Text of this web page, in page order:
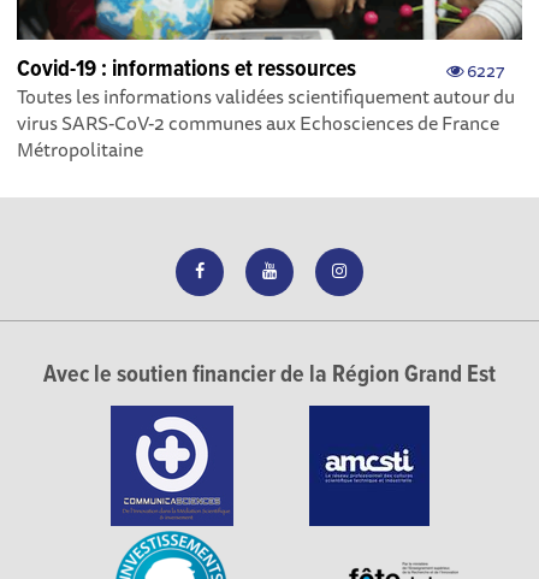
6227
Covid-19 : informations et ressources
Toutes les informations validées scientifiquement autour du
virus SARS-CoV-2 communes aux Echosciences de France
Métropolitaine
Avec le soutien financier de la Région Grand Est